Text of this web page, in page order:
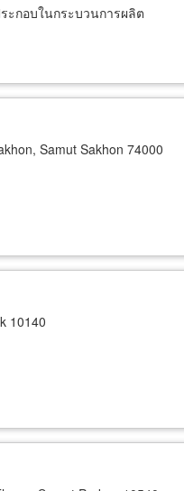
ะกอบในกระบวนการผลิต
Samut Sakhon 74000
10140